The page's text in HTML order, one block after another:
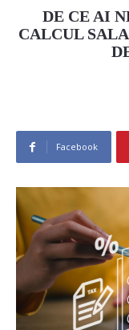
DE CE AI
CALCUL
Facebook